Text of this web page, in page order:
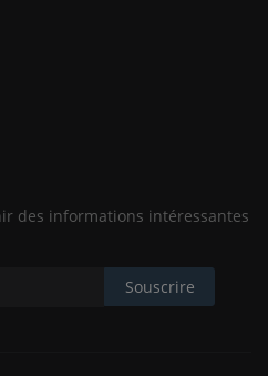
des informations intéressantes
Souscrire